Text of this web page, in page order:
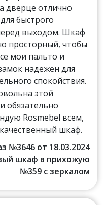
дверце отлично
быстрого
выходом. Шкаф
просторный, чтобы
мои пальто и
надежен для
спокойствия.
этой
обязательно
Rosmebel всем,
шкаф.
№3646 от 18.03.2024
шкаф в прихожую
№359 с зеркалом